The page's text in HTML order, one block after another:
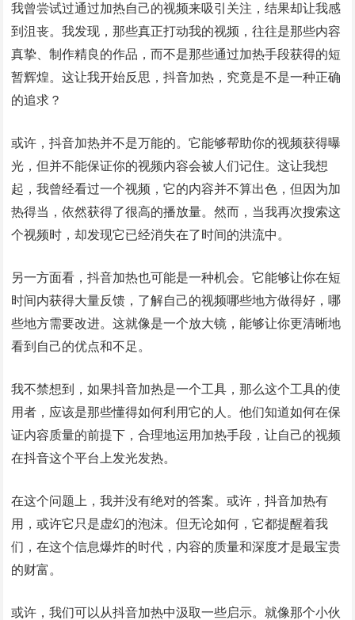
我曾尝试过通过加热自己的视频来吸引关注，结果却让我感
到沮丧。我发现，那些真正打动我的视频，往往是那些内容
真挚、制作精良的作品，而不是那些通过加热手段获得的短
暂辉煌。这让我开始反思，抖音加热，究竟是不是一种正确
的追求？
或许，抖音加热并不是万能的。它能够帮助你的视频获得曝
光，但并不能保证你的视频内容会被人们记住。这让我想
起，我曾经看过一个视频，它的内容并不算出色，但因为加
热得当，依然获得了很高的播放量。然而，当我再次搜索这
个视频时，却发现它已经消失在了时间的洪流中。
另一方面看，抖音加热也可能是一种机会。它能够让你在短
时间内获得大量反馈，了解自己的视频哪些地方做得好，哪
些地方需要改进。这就像是一个放大镜，能够让你更清晰地
看到自己的优点和不足。
我不禁想到，如果抖音加热是一个工具，那么这个工具的使
用者，应该是那些懂得如何利用它的人。他们知道如何在保
证内容质量的前提下，合理地运用加热手段，让自己的视频
在抖音这个平台上发光发热。
在这个问题上，我并没有绝对的答案。或许，抖音加热有
用，或许它只是虚幻的泡沫。但无论如何，它都提醒着我
们，在这个信息爆炸的时代，内容的质量和深度才是最宝贵
的财富。
或许，我们可以从抖音加热中汲取一些启示。就像那个小伙